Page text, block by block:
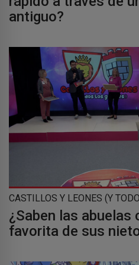
antiguo?
CASTILLOS Y LEONES (Y
¿Saben las abuelas
favorita de sus